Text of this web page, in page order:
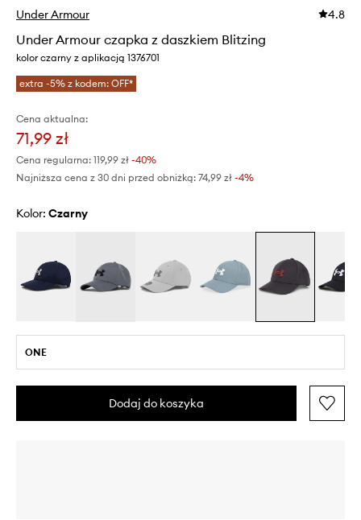
Under Armour 4.8
Under Armour czapka z daszkiem Blitzing
kolor czarny z aplikacją 1376701
extra -5% z kodem: OFF*
Cena aktualna:
71,99 zł
Cena regularna: 119,99 zł -40%
Najniższa cena z 30 dni przed obniżką: 74,99 zł -4%
Kolor: czarny
ONE
Dodaj do koszyka